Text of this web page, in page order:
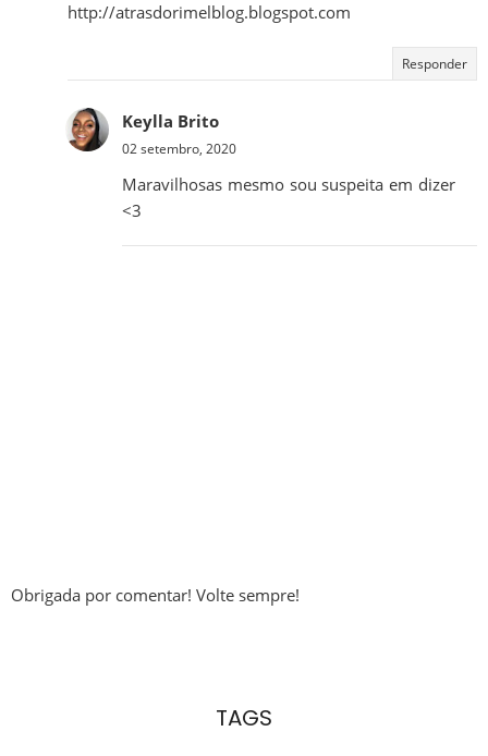
http://atrasdorimelblog.blogspot.com
Responder
Keylla Brito
02 setembro, 2020
Maravilhosas mesmo sou suspeita em dizer
<3
Obrigada por comentar! Volte sempre!
TAGS